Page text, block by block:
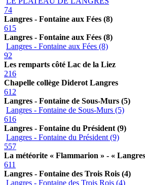
74
Langres - Fontaine aux Fées (8)
615
Langres - Fontaine aux Fées (8)
Langres - Fontaine aux Fées (8)
92
Les remparts côté Lac de la Liez
216
Chapelle collège Diderot Langres
612
Langres - Fontaine de Sous-Murs (5)
Langres - Fontaine de Sous-Murs (5)
616
Langres - Fontaine du Président (9)
Langres - Fontaine du Président (9)
557
La météorite « Flammarion » - «
611
Langres - Fontaine des Trois Rois (4)
Langres - Fontaine des Trois Rois (4)